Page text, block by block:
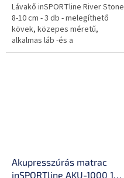
0,0
csillag.
Lávakő inSPORTline River Stone
8-10 cm - 3 db - melegíthető
kövek, közepes méretű,
alkalmas láb -és a
hátfájdalmakra, sima felületű,
Akupresszúrás matrac
inSPORTline AKU-1000 125